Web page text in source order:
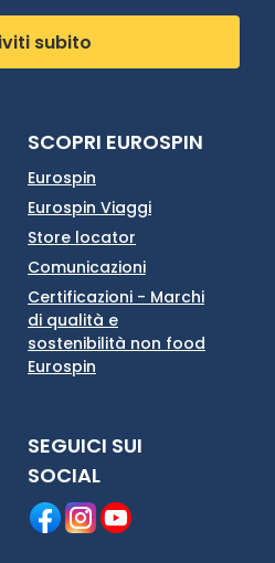
subito
SCOPRI EUROSPIN
Eurospin
Eurospin Viaggi
Store locator
Comunicazioni
Certificazioni - Marchi
di qualità e
sostenibilità non food
Eurospin
SEGUICI SUI
SOCIAL